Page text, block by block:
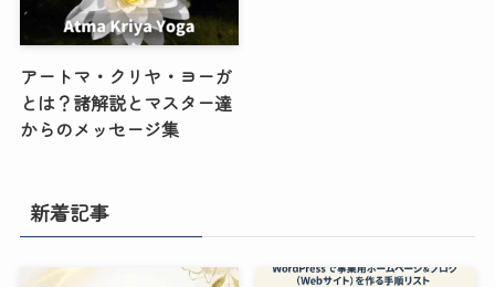
アートマ・クリヤ・ヨーガ
とは？諸解説とマスター達
からのメッセージ集
新着記事